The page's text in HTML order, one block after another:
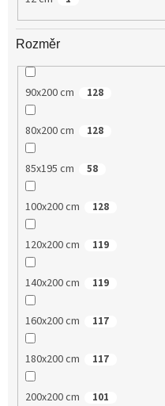
Rozměr
90x200 cm 128
80x200 cm 128
85x195 cm 58
100x200 cm 128
120x200 cm 119
140x200 cm 119
160x200 cm 117
180x200 cm 117
200x200 cm 101